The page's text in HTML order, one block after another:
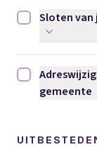
Sloten van je
Sloten van
Adreswijziging
gemeente